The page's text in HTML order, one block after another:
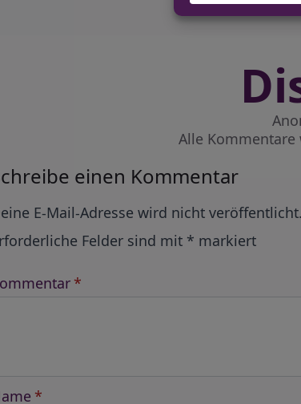
Alle
einen Kommentar
E-Mail-Adresse wird nicht veröffentlicht.
Felder sind mit * markiert
*
*